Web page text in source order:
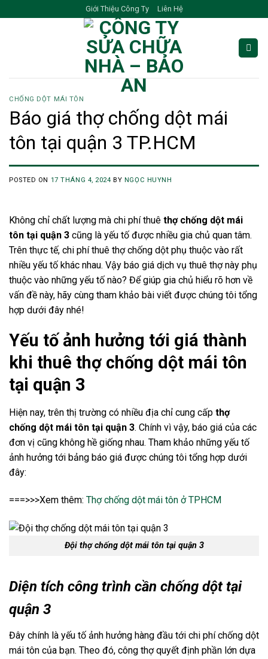
to
Giới Thiệu Công Ty Liên Hệ
CHỐNG DỘT MÁI TÔN
Báo giá thợ chống dột mái
tôn tại quận 3 TP.HCM
POSTED ON 17 THÁNG 4, 2024 BY NGỌC HUYNH
Không chỉ chất lượng mà chi phí thuê thợ chống dột mái
tôn tại quận 3 cũng là yếu tố được nhiều gia chủ quan tâm.
Trên thực tế, chi phí thuê thợ chống dột phụ thuộc vào rất
nhiều yếu tố khác nhau. Vậy báo giá dịch vụ thuê thợ này phụ
thuộc vào những yếu tố nào? Để giúp gia chủ hiểu rõ hơn về
vấn đề này, hãy cùng tham khảo bài viết được chúng tôi tổng
hợp dưới đây nhé!
Yếu tố ảnh hưởng tới giá thành
khi thuê thợ chống dột mái tôn
tại quận 3
Hiện nay, trên thị trường có nhiều địa chỉ cung cấp thợ
chống dột mái tôn tại quận 3. Chính vì vậy, báo giá của các
đơn vị cũng không hề giống nhau. Tham khảo những yếu tố
ảnh hưởng tới bảng báo giá được chúng tôi tổng hợp dưới
đây:
===>>>Xem thêm: Thợ chống dột mái tôn ở TPHCM
Đội thợ chống dột mái tôn tại quận 3
Diện tích công trình cần chống dột tại
quận 3
Đây chính là yếu tố ảnh hưởng hàng đầu tới chi phí chống dột
mái tôn của bạn. Theo đó, công thợ quyết định phần lớn dựa